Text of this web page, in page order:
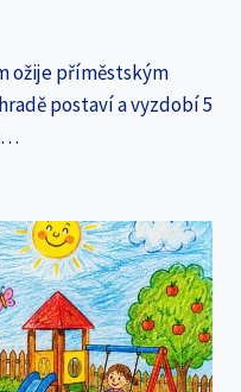
ožije příměstským
postaví a vyzdobí 5